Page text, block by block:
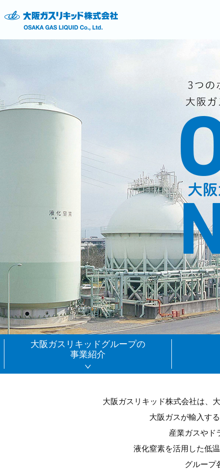
大阪ガスリキッドグループの
事業紹介
大阪ガスリキッド株式会社は、
大阪ガスが輸入す
産業ガスやド
液化窒素を活用した低
グループ